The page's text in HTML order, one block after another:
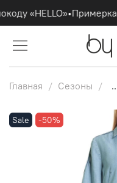
«HELLO»•Примерка
Главная Сезоны
Sale -50%